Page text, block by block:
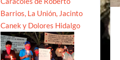
Barrios, La Unión, Jacinto
Canek y Dolores Hidalgo